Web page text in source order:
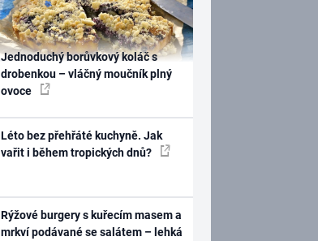
Jednoduchý borůvkový koláč s
drobenkou – vláčný moučník plný
ovoce
Léto bez přehřáté kuchyně. Jak
vařit i během tropických dnů?
Rýžové burgery s kuřecím masem a
mrkví podávané se salátem – lehká